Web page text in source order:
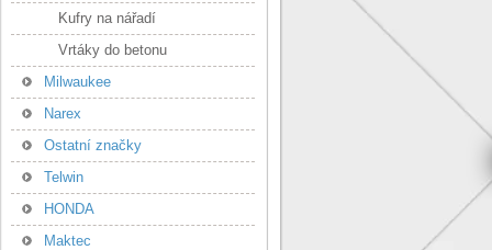
Kufry na nářadí
Vrtáky do betonu
Milwaukee
Narex
Ostatní značky
Telwin
HONDA
Maktec